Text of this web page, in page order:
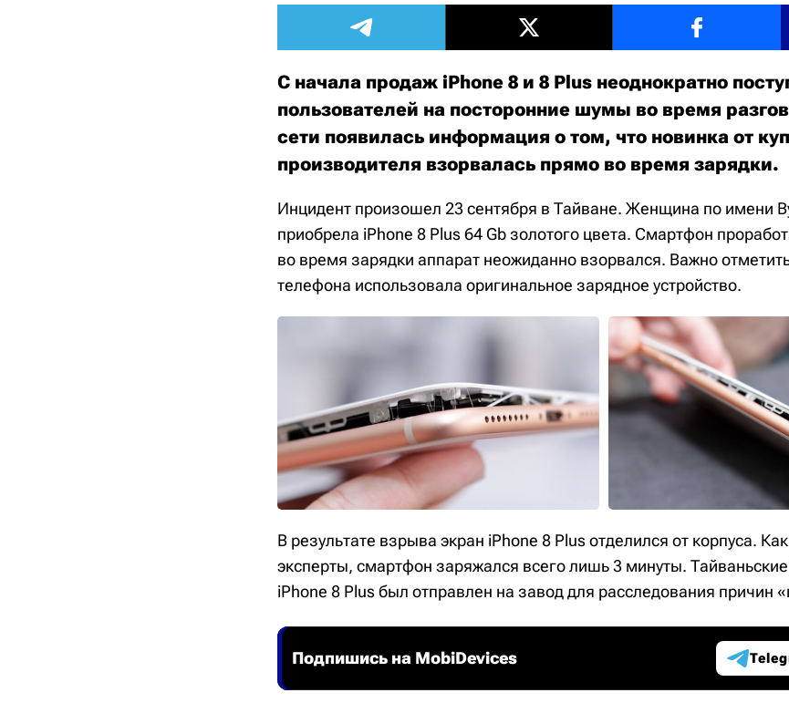
С начала продаж iPhone 8 и 8 Plus неоднократно
пользователей на посторонние шумы во время
сети появилась информация о том, что новинка от
производителя взорвалась прямо во время зарядки.
Инцидент произошел 23 сентября в Тайване. Женщина по имени
приобрела iPhone 8 Plus 64 Gb золотого цвета. Смартфон
во время зарядки аппарат неожиданно взорвался. Важно
телефона использовала оригинальное зарядное устройство.
В результате взрыва экран iPhone 8 Plus отделился от корпуса.
эксперты, смартфон заряжался всего лишь 3 минуты.
iPhone 8 Plus был отправлен на завод для расследования причин
Подпишись на MobiDevices